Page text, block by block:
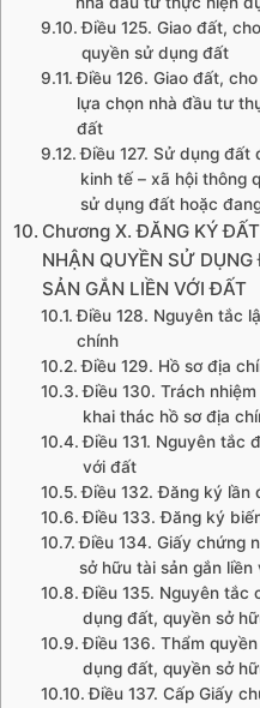
Điều 125. Giao đất,
quyền sử dụng đất
Điều 126. Giao đất,
lựa chọn nhà đầu tư
đất
Điều 127. Sử dụng đất
kinh tế – xã hội thông
sử dụng đất hoặc
Chương X. ĐĂNG KÝ
NHẬN QUYỀN SỬ
SẢN GẮN LIỀN VỚI ĐẤT
Điều 128. Nguyên tắc
chính
Điều 129. Hồ sơ địa
Điều 130. Trách
khai thác hồ sơ địa
Điều 131. Nguyên tắc
với đất
Điều 132. Đăng ký lần
Điều 133. Đăng ký
Điều 134. Giấy chứng
sở hữu tài sản gắn liền
Điều 135. Nguyên tắc
dụng đất, quyền sở
Điều 136. Thẩm
dụng đất, quyền sở
Điều 137. Cấp Giấy